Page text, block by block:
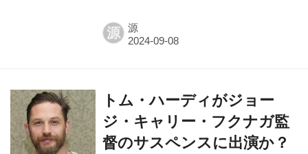
源 源
トム・ハーディがジョー
ジ・キャリー・フクナガ監
督のサスペンスに出演か？